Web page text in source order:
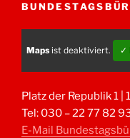
Maps ist deaktiviert. ✓
Platz der Republik 1 |
Tel: 030 – 22 77 82
E-Mail